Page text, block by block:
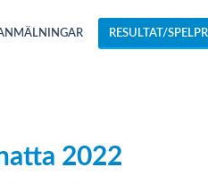
RESULTAT/
2022